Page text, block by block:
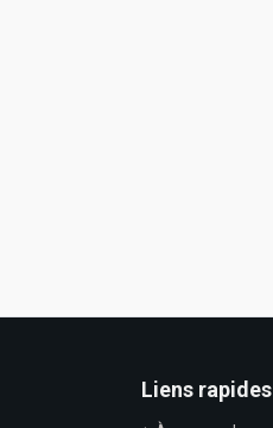
Liens rapides